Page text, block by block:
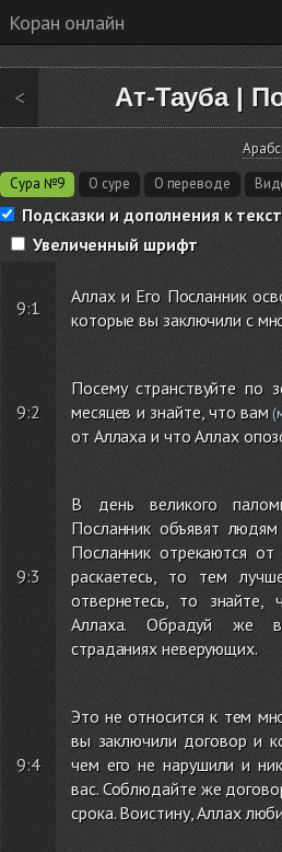
Коран онлайн
< Ат-Тауба|
Сура №9 О суре О переводе
Подсказки и дополнения к
Увеличенный шрифт
9:1
Аллах и Его Посланник
которые вы заключили с
9:2
Посему странствуйте по
месяцев и знайте, что вам
от Аллаха и что Аллах
9:3
В день великого
Посланник объявят
Посланник отрекаются
раскаетесь, то тем
отвернетесь, то
Аллаха. Обрадуй же
страданиях неверующих.
9:4
Это не относится к тем
вы заключили договор и
чем его не нарушили и
вас. Соблюдайте же
срока. Воистину, Аллах